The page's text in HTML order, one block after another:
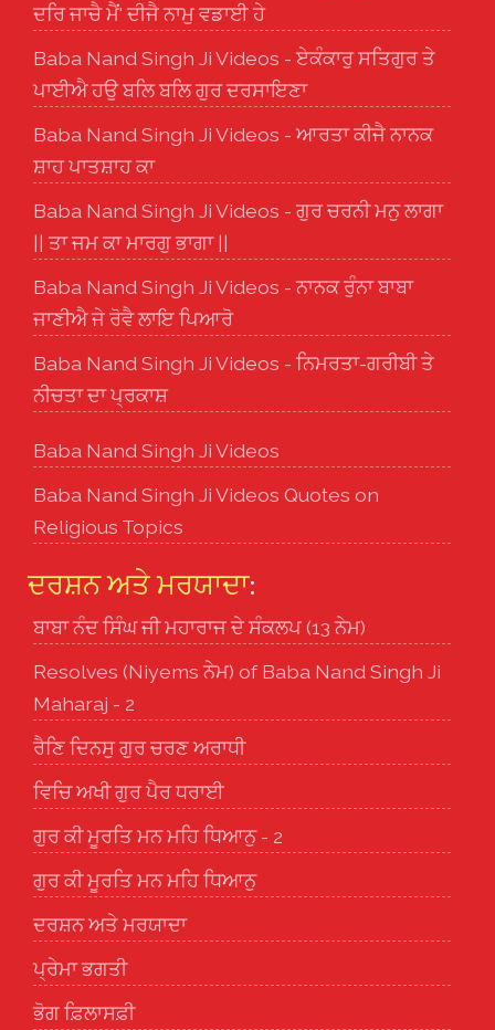
ਦਰਿ ਜਾਚੈ ਮੈਂ' ਦੀਜੈ ਨਾਮੁ ਵਡਾਈ ਹੇ
Baba Nand Singh Ji Videos - ਏਕੰਕਾਰੁ ਸਤਿਗੁਰ ਤੇ
ਪਾਈਐ ਹਉ ਬਲਿ ਬਲਿ ਗੁਰ ਦਰਸਾਇਣਾ
Baba Nand Singh Ji Videos - ਆਰਤਾ ਕੀਜੈ ਨਾਨਕ
ਸ਼ਾਹ ਪਾਤਸ਼ਾਹ ਕਾ
Baba Nand Singh Ji Videos - ਗੁਰ ਚਰਨੀ ਮਨੁ ਲਾਗਾ
|| ਤਾ ਜਮ ਕਾ ਮਾਰਗੁ ਭਾਗਾ ||
Baba Nand Singh Ji Videos - ਨਾਨਕ ਰੁੰਨਾ ਬਾਬਾ
ਜਾਣੀਐ ਜੇ ਰੋਵੈ ਲਾਇ ਪਿਆਰੋ
Baba Nand Singh Ji Videos - ਨਿਮਰਤਾ-ਗਰੀਬੀ ਤੇ
ਨੀਚਤਾ ਦਾ ਪ੍ਰਕਾਸ਼
Baba Nand Singh Ji Videos
Baba Nand Singh Ji Videos Quotes on
Religious Topics
ਦਰਸ਼ਨ ਅਤੇ ਮਰਯਾਦਾ:
ਬਾਬਾ ਨੰਦ ਸਿੰਘ ਜੀ ਮਹਾਰਾਜ ਦੇ ਸੰਕਲਪ (13 ਨੇਮ)
Resolves (Niyems ਨੇਮ) of Baba Nand Singh Ji
Maharaj - 2
ਰੈਣਿ ਦਿਨਸੁ ਗੁਰ ਚਰਣ ਅਰਾਧੀ
ਵਿਚਿ ਅਖੀ ਗੁਰ ਪੈਰ ਧਰਾਈ
ਗੁਰ ਕੀ ਮੂਰਤਿ ਮਨ ਮਹਿ ਧਿਆਨੁ - 2
ਗੁਰ ਕੀ ਮੂਰਤਿ ਮਨ ਮਹਿ ਧਿਆਨੁ
ਦਰਸ਼ਨ ਅਤੇ ਮਰਯਾਦਾ
ਪ੍ਰੇਮਾ ਭਗਤੀ
ਭੋਗ ਫ਼ਿਲਾਸਫ਼ੀ